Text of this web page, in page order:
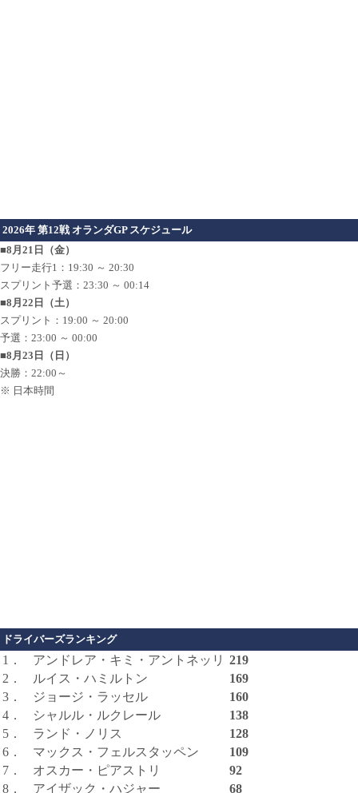
2026年 第12戦 オランダGP スケジュール
■8月21日（金）
フリー走行1：19:30 ～ 20:30
スプリント予選：23:30 ～ 00:14
■8月22日（土）
スプリント：19:00 ～ 20:00
予選：23:00 ～ 00:00
■8月23日（日）
決勝：22:00～
※ 日本時間
ドライバーズランキング
1． アンドレア・キミ・アントネッリ 219
2．
ルイス・ハミルトン
169
3．
ジョージ・ラッセル
160
4．
シャルル・ルクレール
138
5．
ランド・ノリス
128
6．
マックス・フェルスタッペン
109
7．
オスカー・ピアストリ
92
8．
アイザック・ハジャー
68